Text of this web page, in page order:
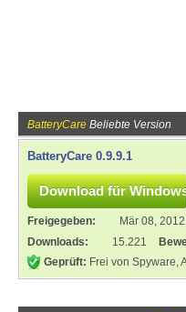
BatteryCare Beliebte Version
BatteryCare 0.9.9.1
Freigegeben: Mär 08, 2012
Downloads:
15.221
Geprüft: Frei von Spyware,